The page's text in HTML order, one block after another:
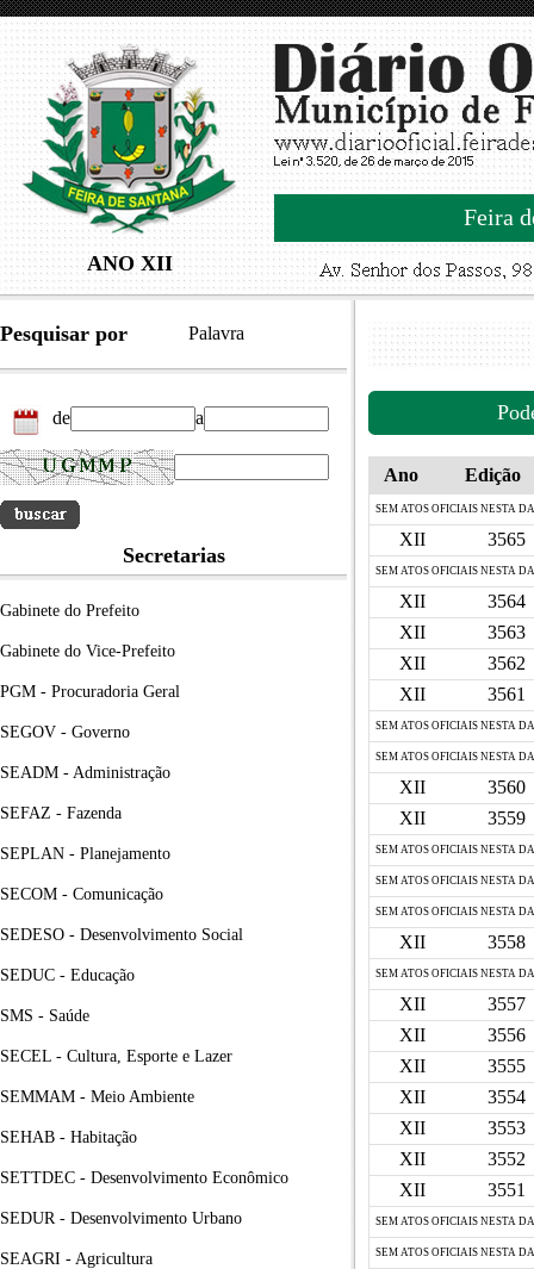
ANO XII
Feira
Pesquisar por Palavra
de a
Secretarias
Gabinete do Prefeito
Gabinete do Vice-Prefeito
PGM - Procuradoria Geral
SEGOV - Governo
SEADM - Administração
SEFAZ - Fazenda
SEPLAN - Planejamento
SECOM - Comunicação
SEDESO - Desenvolvimento Social
SEDUC - Educação
SMS - Saúde
SECEL - Cultura, Esporte e Lazer
SEMMAM - Meio Ambiente
SEHAB - Habitação
SETTDEC - Desenvolvimento Econômico
SEDUR - Desenvolvimento Urbano
SEAGRI - Agricultura
Ano Edição
SEM ATOS OFICIAIS NESTA
XII 3565
SEM ATOS OFICIAIS NESTA
XII
3564
XII
3563
XII
3562
XII
3561
SEM ATOS OFICIAIS NESTA
SEM ATOS OFICIAIS NESTA
XII
3560
XII
3559
SEM ATOS OFICIAIS NESTA
SEM ATOS OFICIAIS NESTA
SEM ATOS OFICIAIS NESTA
XII 3558
SEM ATOS OFICIAIS NESTA
XII
3557
XII
3556
XII
3555
XII
3554
XII
3553
XII
3552
XII
3551
SEM ATOS OFICIAIS NESTA
SEM ATOS OFICIAIS NESTA